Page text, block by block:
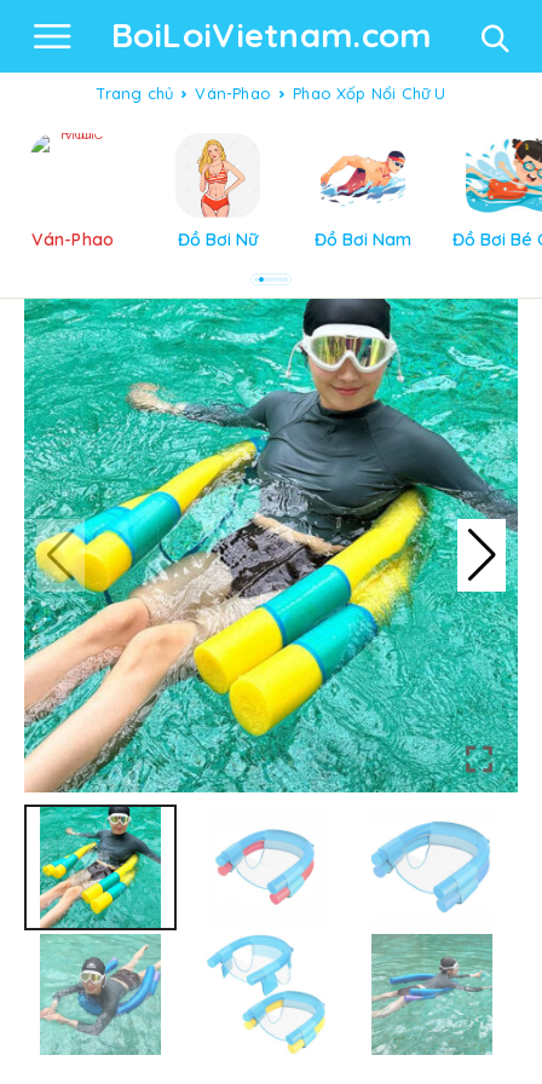
BoiLoiVietnam.com
Trang chủ Ván-Phao Phao Xốp Nổi Chữ U
Ván-Phao Đồ Bơi Nữ Đồ Bơi Nam Đồ Bơi Bé